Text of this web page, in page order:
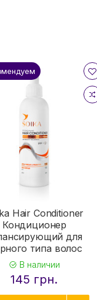
Hair Conditioner
Кондиционер
для
типа волос
В наличии
145 грн.